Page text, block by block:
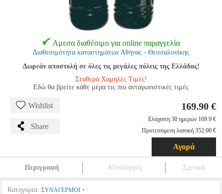
Αμεσα διαθέσιμο για online παραγγελία
Διαθεσιμότητα καταστημάτων Αθήνας - Θεσσαλονίκης
Δωρεάν αποστολή σε όλες τις μεγάλες πόλεις της Ελλάδας!
Σταθερά Χαμηλές Τιμές!
Εδώ θα βρείτε κάθε μέρα τις πιο ανταγωνιστικές τιμές
Wishlist
Share
169.90 €
Ελάχιστη 30 ημερών 169.9 €
Προτεινόμενη λιανική 352.00 €
Αγορά
Περιγραφή Αξιολόγηση Σχετικά
Κατηγορία: ΣΥΝΑΓΕΡΜΟΙ •